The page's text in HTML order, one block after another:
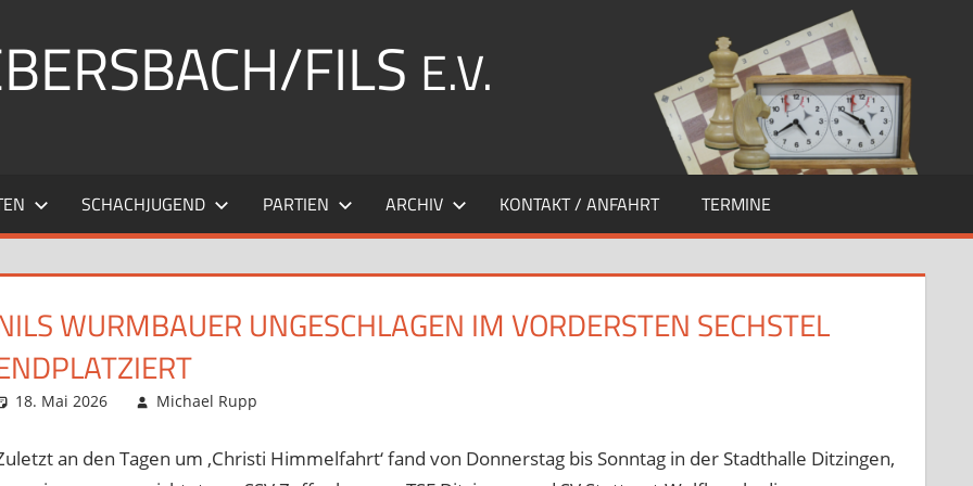
FILS E.V.
SCHACHJUGEND PARTIEN ARCHIV KONTAKT / ANFAHRT TERMINE
WURMBAUER UNGESCHLAGEN IM VORDERSTEN SECHSTEL
18. Mai 2026 Michael Rupp
an den Tagen um ‚Christi Himmelfahrt‘ fand von Donnerstag bis Sonntag in der Stadthalle Ditzingen,